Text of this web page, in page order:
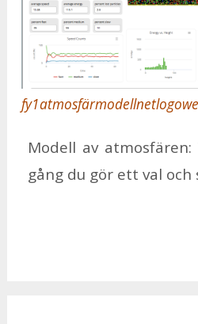
Mo­dell av at­mo­sfä­ren:
gång du gör ett val och